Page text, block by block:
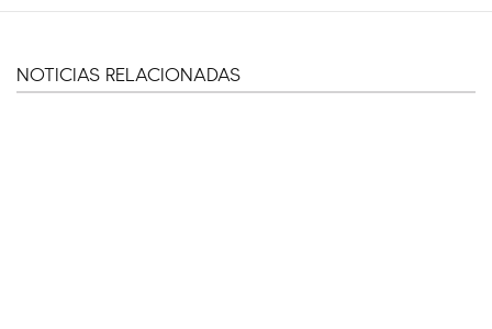
NOTICIAS RELACIONADAS